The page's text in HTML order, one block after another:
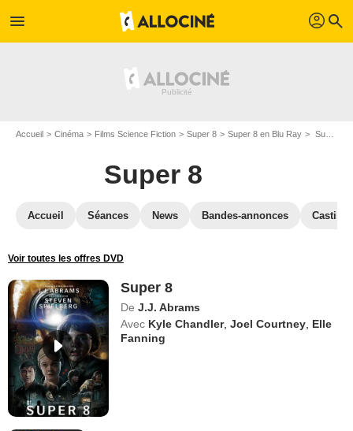
menu profil search
Accueil Cinéma Films Science Fiction Super 8 Super 8 en Blu Ray Super 8
Super 8
Accueil Séances News Bandes-annonces Casting
Voir toutes les offres DVD
Super 8
De J.J. Abrams
Avec Kyle Chandler,Joel Courtney Elle
Fanning